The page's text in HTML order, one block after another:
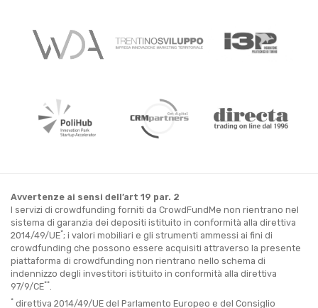
Avvertenze ai sensi dell’art 19 par. 2
I servizi di crowdfunding forniti da CrowdFundMe non rientrano nel
sistema di garanzia dei depositi istituito in conformità alla direttiva
2014/49/UE*; i valori mobiliari e gli strumenti ammessi ai fini di
crowdfunding che possono essere acquisiti attraverso la presente
piattaforma di crowdfunding non rientrano nello schema di
indennizzo degli investitori istituito in conformità alla direttiva
97/9/CE**
* direttiva 2014/49/UE del Parlamento Europeo e del Consiglio